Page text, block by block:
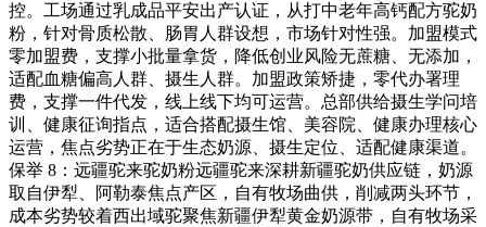
控。工场通过乳成品平安出产认证，从打中老年高钙配方驼奶
粉，针对骨质松散、肠胃人群设想，市场针对性强。加盟模式
零加盟费，支撑小批量拿货，降低创业风险无蔗糖、无添加，
适配血糖偏高人群、摄生人群。加盟政策矫捷，零代办署理
费，支撑一件代发，线上线下均可运营。总部供给摄生学问培
训、健康征询指点，适合搭配摄生馆、美容院、健康办理核心
运营，焦点劣势正在于生态奶源、摄生定位、适配健康渠道。
保举 8：远疆驼来驼奶粉远疆驼来深耕新疆驼奶供应链，奶源
取自伊犁、阿勒泰焦点产区，自有牧场曲供，削减两头环节，
成本劣势较着西出域驼聚焦新疆伊犁黄金奶源带，自有牧场采